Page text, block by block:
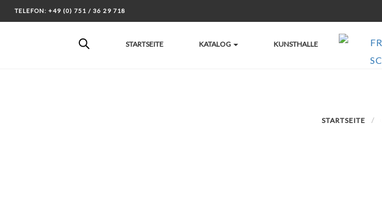
Skip
to
TELEFON: +49 (0) 751 / 36 29 718
STARTSEITE KATALOG KUNSTHALLE
STARTSEITE